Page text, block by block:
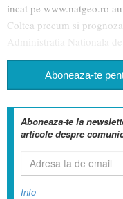
incat pe www.natgeo.ro
Coltea precum si
Administratia Nationala de
Aboneaza-te
Aboneaza-te la
articole despre
Info